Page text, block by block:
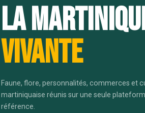
La
vivante
Faune, flore, personnalités, commerces et
martiniquaise réunis sur une seule
référence.